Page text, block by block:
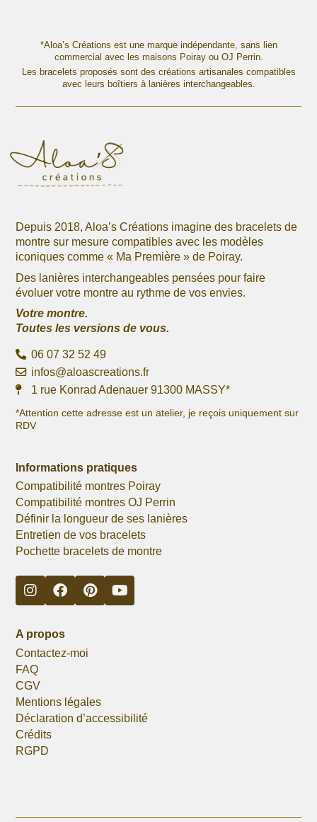
38,00 €
variations.
options
page
variations.
Les
options
peuvent
*Aloa’s Créations est une marque indépendante, sans lien
commercial avec les maisons Poiray ou OJ Perrin.
Les bracelets proposés sont des créations artisanales compatibles
avec leurs boîtiers à lanières interchangeables.
Depuis 2018, Aloa’s Créations imagine des bracelets de
montre sur mesure compatibles avec les modèles
iconiques comme « Ma Première » de Poiray.
Des lanières interchangeables pensées pour faire
évoluer votre montre au rythme de vos envies.
Votre montre.
Toutes les versions de vous.
06 07 32 52 49
infos@aloascreations.fr
1 rue Konrad Adenauer 91300 MASSY*
*Attention cette adresse est un atelier, je reçois uniquement sur
RDV
Informations pratiques
Compatibilité montres Poiray
Compatibilité montres OJ Perrin
Définir la longueur de ses lanières
Entretien de vos bracelets
Pochette bracelets de montre
A propos
Contactez-moi
FAQ
CGV
Mentions légales
Déclaration d’accessibilité
Crédits
RGPD